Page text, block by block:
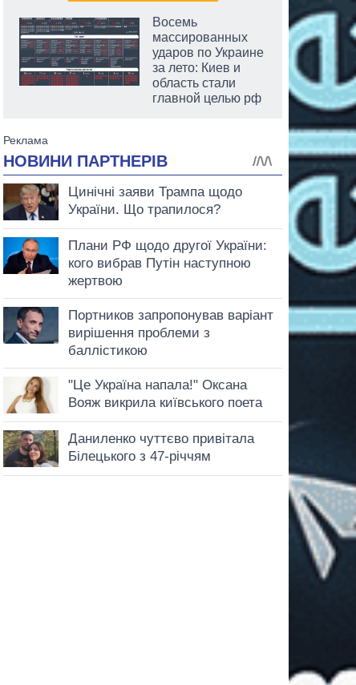
Восемь
массированных
ударов по Украине
за лето: Киев и
область стали
главной целью рф